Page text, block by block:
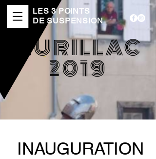
LES 3 POINTS
DE SUSPENSION
AURILLAC
2019
INAUGURATION